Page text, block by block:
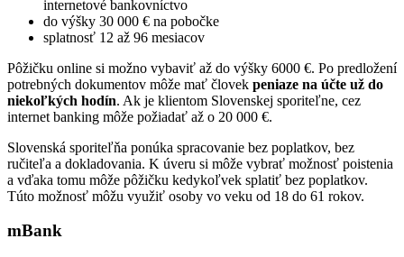
internetové bankovníctvo
do výšky 30 000 € na pobočke
splatnosť 12 až 96 mesiacov
Pôžičku online si možno vybaviť až do výšky 6000 €. Po predložení
potrebných dokumentov môže mať človek peniaze na účte už do
niekoľkých hodín. Ak je klientom Slovenskej sporiteľne, cez
internet banking môže požiadať až o 20 000 €.
Slovenská sporiteľňa ponúka spracovanie bez poplatkov, bez
ručiteľa a dokladovania. K úveru si môže vybrať možnosť poistenia
a vďaka tomu môže pôžičku kedykoľvek splatiť bez poplatkov.
Túto možnosť môžu využiť osoby vo veku od 18 do 61 rokov.
mBank